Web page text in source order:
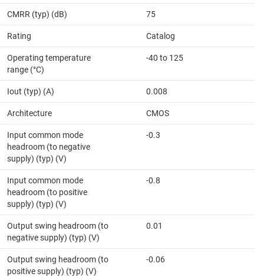
CMRR (typ) (dB) 75
Rating Catalog
Operating temperature
range (°C)
-40 to 125
Iout (typ) (A) 0.008
Architecture CMOS
Input common mode
headroom (to negative
supply) (typ) (V)
-0.3
Input common mode
headroom (to positive
supply) (typ) (V)
-0.8
Output swing headroom (to
negative supply) (typ) (V)
0.01
Output swing headroom (to
positive supply) (typ) (V)
-0.06